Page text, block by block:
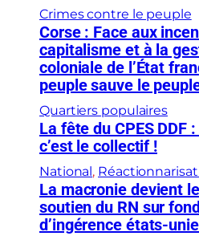
Crimes contre le peuple
Corse : Face aux
capitalisme et à la
coloniale de l’État
peuple sauve le
Quartiers populaires
La fête du CPES DDF
c’est le collectif !
National,
La macronie devient
soutien du RN sur
d’ingérence états-